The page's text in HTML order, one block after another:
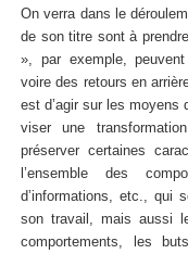
On verra dans le
de son titre sont à
», par exemple,
voire des retours en
est d’agir sur les moyens
viser une
préserver certaines
l’ensemble des
d’informations, etc., qui
son travail, mais aussi
comportements, les